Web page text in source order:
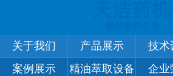
关于我们 产品展示 技术
案例展示
精油萃取设备 企业